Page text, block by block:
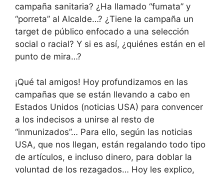
campaña sanitaria? ¿Ha llamado “fumata” y
“porreta” al Alcalde…? ¿Tiene la campaña un
target de público enfocado a una selección
social o racial? Y si es así, ¿quiénes están en el
punto de mira…?
¡Qué tal amigos! Hoy profundizamos en las
campañas que se están llevando a cabo en
Estados Unidos (noticias USA) para convencer
a los indecisos a unirse al resto de
“inmunizados”… Para ello, según las noticias
USA, que nos llegan, están regalando todo tipo
de artículos, e incluso dinero, para doblar la
voluntad de los rezagados… Hoy les explico,